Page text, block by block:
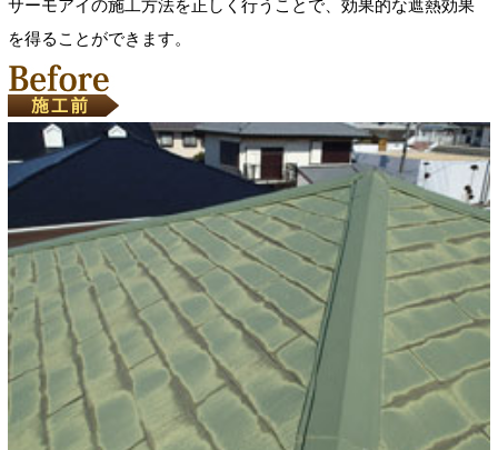
サーモアイの施工方法を正しく行うことで、効果的な遮熱効果
を得ることができます。